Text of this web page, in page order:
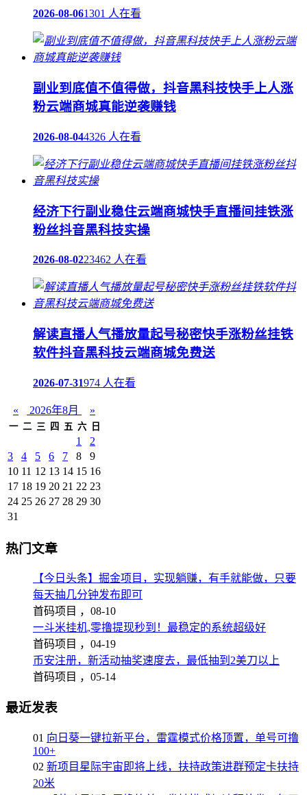
2026-08-061301 人在看
副业到底值不值得做，抖音黑科技快手上人涨
粉云端商城真能逆袭赚钱
2026-08-044326 人在看
经济下行副业稳住云端商城快手直播间挂铁涨
粉丝抖音黑科技实操
2026-08-0223462 人在看
解读直播人气播放量起号秘密快手涨粉丝挂铁
软件抖音黑科技云端商城免费送
2026-07-31974 人在看
« 2026年8月 »
一 二 三 四 五 六 日
1
2
3
4 5 6 7 8
9
10 11 12 13 14 15 16
17 18 19 20 21 22 23
24 25 26 27 28 29 30
31
热门文章
【今日头条】掘金项目，实现躺赚，有手就能做，只要
每天抽几分钟发布即可
首码项目 ， 08-10
一斗米挂机,零撸提现秒到！最稳定的系统超级好
首码项目 ， 04-19
币安注册，新活动抽奖速度去，最低抽到2美刀以上
首码项目 ， 05-14
最近发表
01 向日葵一键拉新平台，雷霆模式价格顶置，单号可撸
100+
02 新项目星际宇宙即将上线，扶持政策进群预定卡扶持
20米